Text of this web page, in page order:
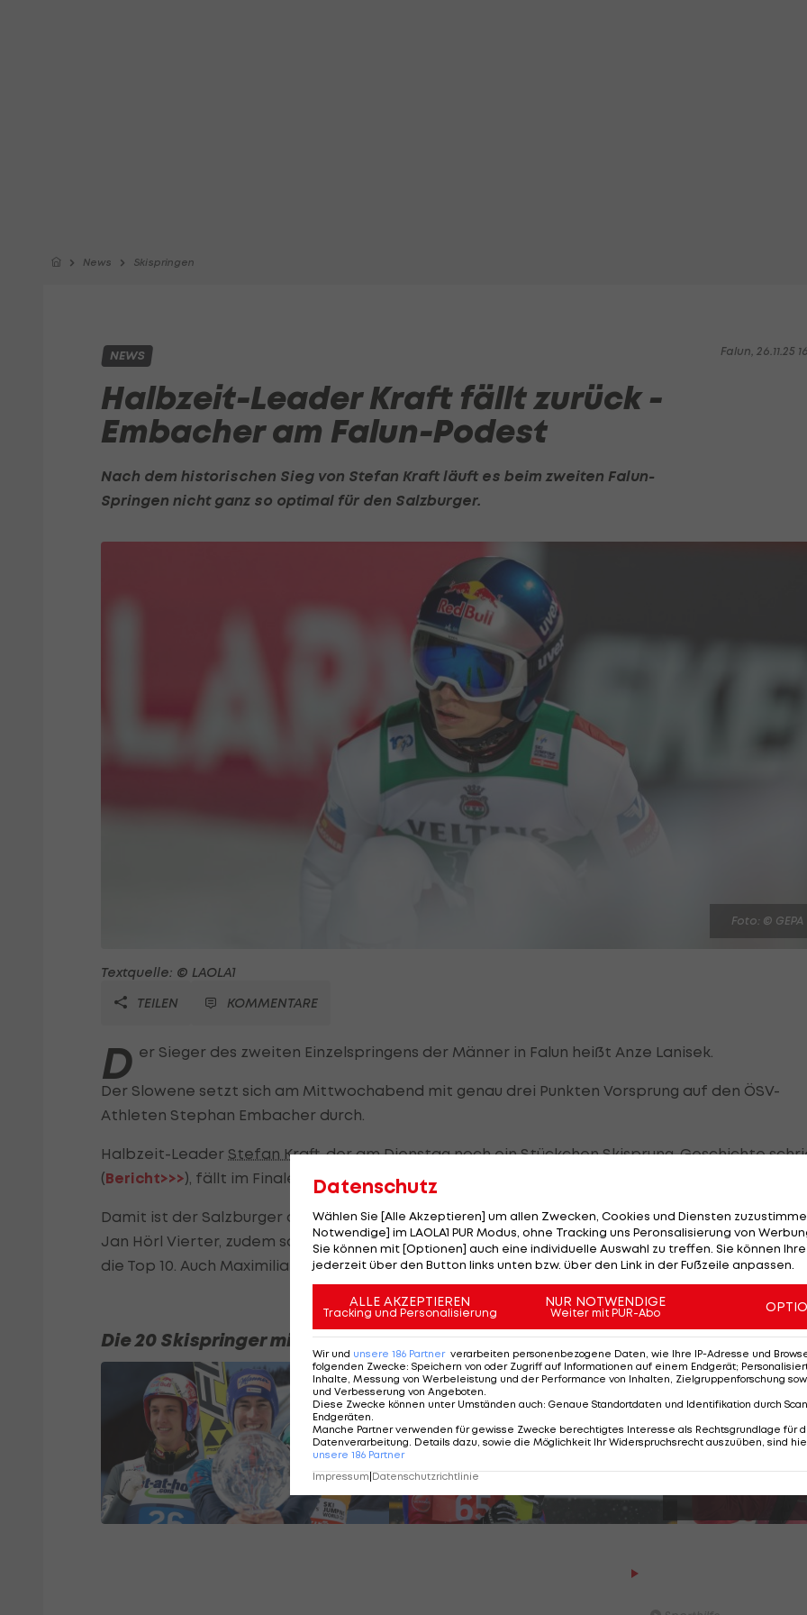
News Skispringen
Falun, 26.11.25
NEWS
Halbzeit-Leader Kraft fällt zurück -
Embacher am Falun-Podest
Nach dem historischen Sieg von Stefan Kraft läuft es beim zweiten Falun-
Springen nicht ganz so optimal für den Salzburger.
Foto: © GEPA
Textquelle: © LAOLA1
TEILEN
KOMMENTARE
D er Sieger des zweiten Einzelspringens der Männer in Falun heißt Anze Lanisek.
Der Slowene setzt sich am Mittwochabend mit genau drei Punkten Vorsprung auf den ÖSV-
Athleten Stephan Embacher durch.
Halbzeit-Leader Stefan Kraft, der am Dienstag noch ein Stückchen Skisprung-Geschichte
(Bericht>>>), fällt im Finale vom ersten auf den neunten Rang zurück.
Damit ist der Salzburger diesmal "nur" fünftbester Österreicher.Daniel Tschofenigwird knapp
Jan Hörl Vierter, zudem schafft es mit Manuel Fettner auf Rang sieben ein weiterer ÖSV-Adler
die Top 10. Auch Maximilian Ortner holt als 25. noch ein paar Weltcuppunkte.
Die 20 Skispringer mit den meisten Weltcupsiegen
STARTEN
Datenschutz
Wählen Sie [Alle Akzeptieren] um allen Zwecken, Cookies und Diensten
Notwendige] im LAOLA1 PUR Modus, ohne Tracking uns Peronsalisierung von
Sie können mit [Optionen] auch eine individuelle Auswahl zu treffen. Sie können
jederzeit über den Button links unten bzw. über den Link in der Fußzeile anpassen.
ALLE AKZEPTIEREN
Tracking und Personalisierung
NUR NOTWENDIGE
Weiter mit PUR-Abo
Wir und unsere 186 Partner verarbeiten personenbezogene Daten, wie Ihre IP-Adresse und
folgenden Zwecke: Speichern von oder Zugriff auf Informationen auf einem Endgerät;
Inhalte, Messung von Werbeleistung und der Performance von Inhalten, Zielgruppenforschung
und Verbesserung von Angeboten
Diese Zwecke können unter Umständen auch: Genaue Standortdaten und Identifikation durch
Endgeräten
Manche Partner verwenden für gewisse Zwecke berechtigtes Interesse als Rechtsgrundlage für
Datenverarbeitung. Details dazu, sowie die Möglichkeit Ihr Widerspruchsrecht auszuüben, sind
unsere 186 Partner
Impressum|Datenschutzrichtlinie